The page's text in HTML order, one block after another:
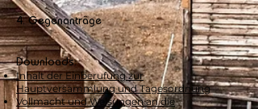
4. Gegenanträge
Downloads:
Inhalt der Einberufung zur
Hauptversammlung und Tagesordnung
Vollmacht und Weisungen an die